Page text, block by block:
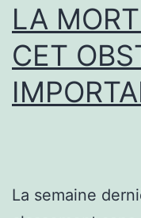
LA
CET
La semaine